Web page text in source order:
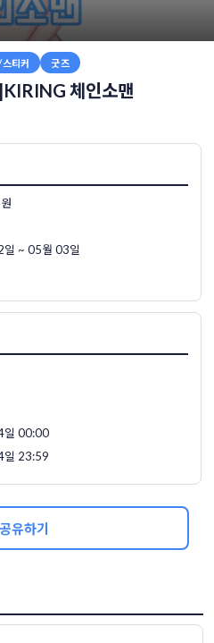
티커 굿즈
체인소맨
~ 05월 03일
일 00:00
일 23:59
공유하기